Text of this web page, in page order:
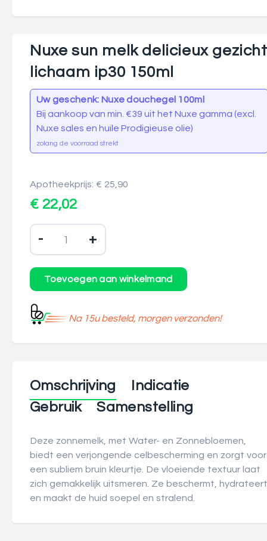
Nuxe sun melk delicieux gezicht
lichaam ip30 150ml
Uw geschenk: Nuxe douchegel 100ml
Bij aankoop van min. €39 uit het Nuxe gamma (excl.
Nuxe sales en huile Prodigieuse olie)
zolang de voorraad strekt
Apotheekprijs: € 25,90
€ 22,02
- +
Na 15u besteld, morgen verzonden!
Omschrijving
Indicatie
Gebruik
Samenstelling
Deze zonnemelk, met Water- en Zonnebloemen,
biedt een verjongende celbescherming en zorgt voor
een subliem bruin kleurtje. De vloeiende textuur laat
zich gemakkelijk uitsmeren. Ze beschermt, hydrateert
en maakt de huid soepel en stralend.